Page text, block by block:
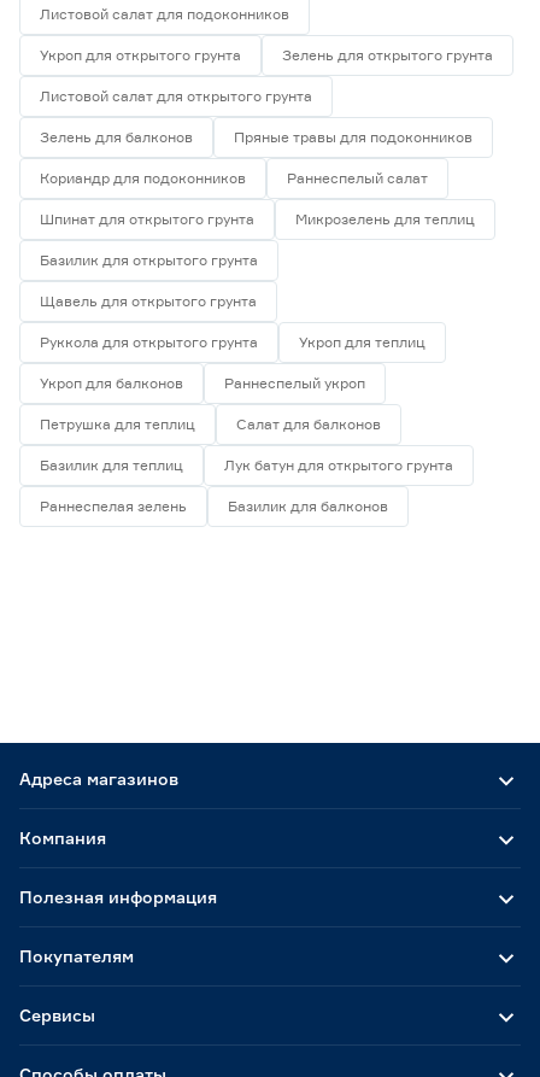
Листовой салат для подоконников
Укроп для открытого грунта Зелень для открытого грунта
Листовой салат для открытого грунта
Зелень для балконов Пряные травы для подоконников
Кориандр для подоконников Раннеспелый салат
Шпинат для открытого грунта Микрозелень для теплиц
Базилик для открытого грунта
Щавель для открытого грунта
Руккола для открытого грунта Укроп для теплиц
Укроп для балконов Раннеспелый укроп
Петрушка для теплиц Салат для балконов
Базилик для теплиц Лук батун для открытого грунта
Раннеспелая зелень Базилик для балконов
Адреса магазинов
Компания
Полезная информация
Покупателям
Сервисы